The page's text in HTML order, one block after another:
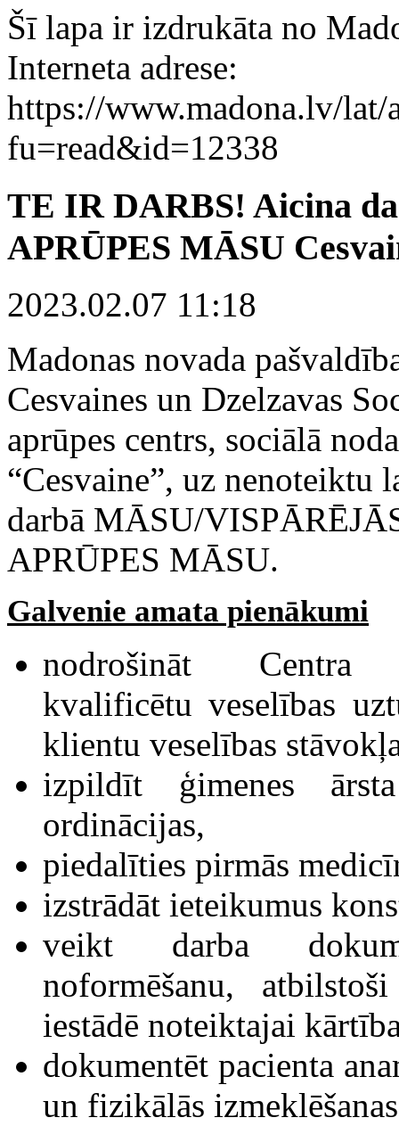
Šī lapa ir izdrukāta no
Interneta adrese:
https://www.madona.lv/lat/
fu=read&id=12338
TE IR DARBS! Aicina
APRŪPES MĀSU
2023.02.07 11:18
Madonas novada
Cesvaines un Dzelzavas
aprūpes centrs, sociālā
“Cesvaine”, uz nenoteiktu
darbā MĀSU/
APRŪPES MĀSU.
Galvenie amata pienākumi
nodrošināt Centra
kvalificētu veselības
klientu veselības
izpildīt ģimenes
ordinācijas,
piedalīties pirmās
izstrādāt ieteikumus
veikt darba
noformēšanu,
iestādē noteiktajai
dokumentēt pacienta
un fizikālās